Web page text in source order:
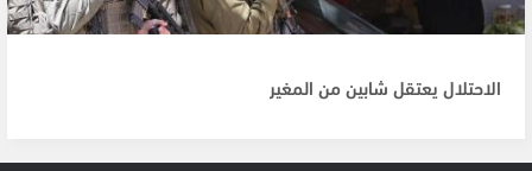
الاحتلال يعتقل شابين من المغير